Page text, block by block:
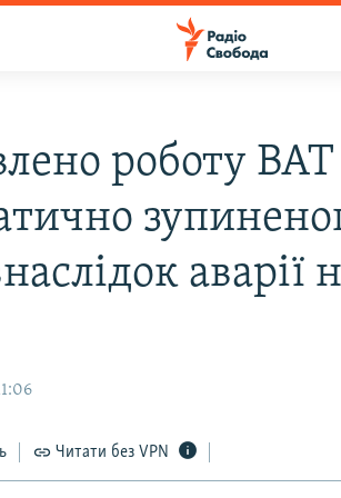
роботу ВАТ
аварії
Читати без VPN